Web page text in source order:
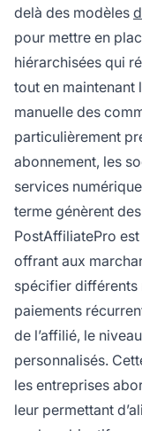
delà des modèles
pour mettre en
hiérarchisées qui
tout en maintenant
manuelle des
particulièrement
abonnement, les
services
terme génèrent
PostAffiliatePro
offrant aux
spécifier différents
paiements
de l’affilié, le
personnalisés.
les entreprises
leur permettant